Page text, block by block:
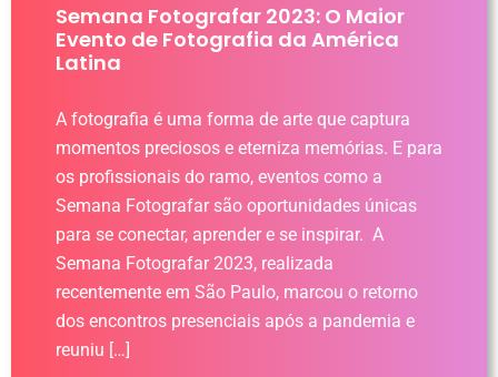
Semana Fotografar 2023: O Maior
Evento de Fotografia da América
Latina
A fotografia é uma forma de arte que captura
momentos preciosos e eterniza memórias. E para
os profissionais do ramo, eventos como a
Semana Fotografar são oportunidades únicas
para se conectar, aprender e se inspirar. A
Semana Fotografar 2023, realizada
recentemente em São Paulo, marcou o retorno
dos encontros presenciais após a pandemia e
reuniu […]